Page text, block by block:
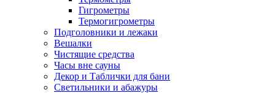
Гигрометры
Термогигрометры
Подголовники и лежаки
Вешалки
Чистящие средства
Часы вне сауны
Декор и Таблички для бани
Светильники и абажуры